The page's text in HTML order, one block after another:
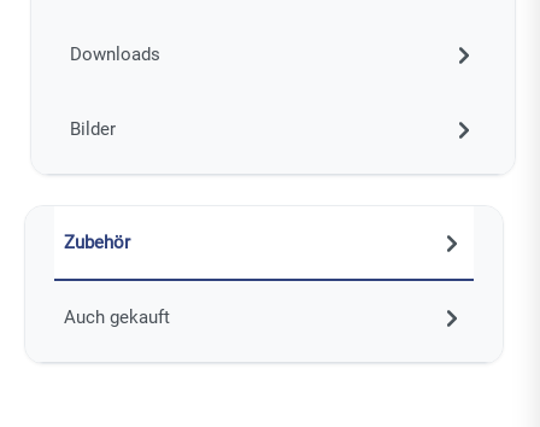
Downloads
Bilder
Zubehör
Auch gekauft